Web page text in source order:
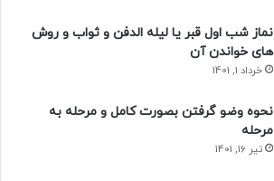
نماز شب اول قبر یا لیله الدفن و ثواب و روش
های خواندن آن
خرداد 1, 1401
نحوه وضو گرفتن بصورت کامل و مرحله به
مرحله
تیر 16, 1401